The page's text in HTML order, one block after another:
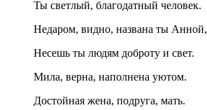
Ты светлый, благодатный человек.
Недаром, видно, названа ты Анной,
Несешь ты людям доброту и свет.
Мила, верна, наполнена уютом.
Достойная жена, подруга, мать.